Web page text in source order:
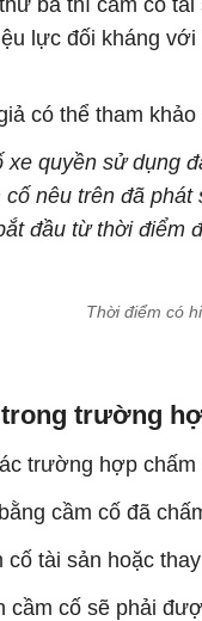
ba thì cầm cố
lực đối kháng
có thể tham
quyền sử dụng
nêu trên đã
đầu từ thời điểm
Thời điểm có
trường
trường hợp
cầm cố đã
tài sản hoặc
cố sẽ phải